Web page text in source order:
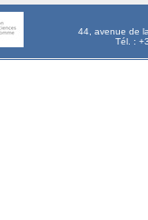
44, avenue de
Tél. :